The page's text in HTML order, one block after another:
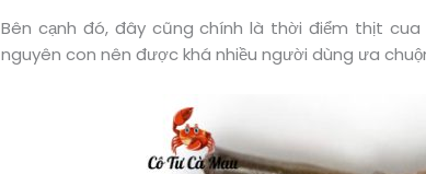
Bên cạnh đó, đây cũng chính là thời điểm thịt
nguyên con nên được khá nhiều người dùng ưa